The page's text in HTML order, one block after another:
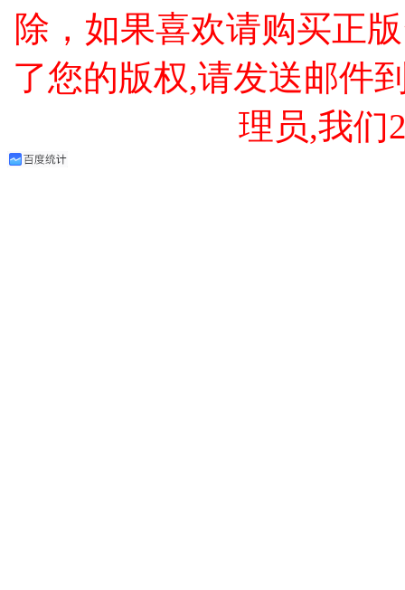
除，如果喜欢请购买正
了您的版权,请发送邮件
理员,我们